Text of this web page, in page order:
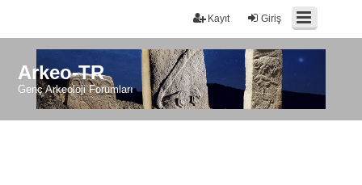
Giriş
Kayıt
Arkeo-TR
Genç Arkeoloji Forumları